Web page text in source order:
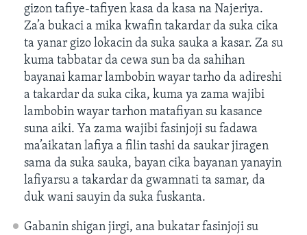
gizon tafiye-tafiyen kasa da kasa na Najeriya.
Za’a bukaci a mika kwafin takardar da suka cika
ta yanar gizo lokacin da suka sauka a kasar. Za su
kuma tabbatar da cewa sun ba da sahihan
bayanai kamar lambobin wayar tarho da adireshi
a takardar da suka cika, kuma ya zama wajibi
lambobin wayar tarhon matafiyan su kasance
suna aiki. Ya zama wajibi fasinjoji su fadawa
ma’aikatan lafiya a filin tashi da saukar jiragen
sama da suka sauka, bayan cika bayanan yanayin
lafiyarsu a takardar da gwamnati ta samar, da
duk wani sauyin da suka fuskanta.
Gabanin shigan jirgi, ana bukatar fasinjoji su